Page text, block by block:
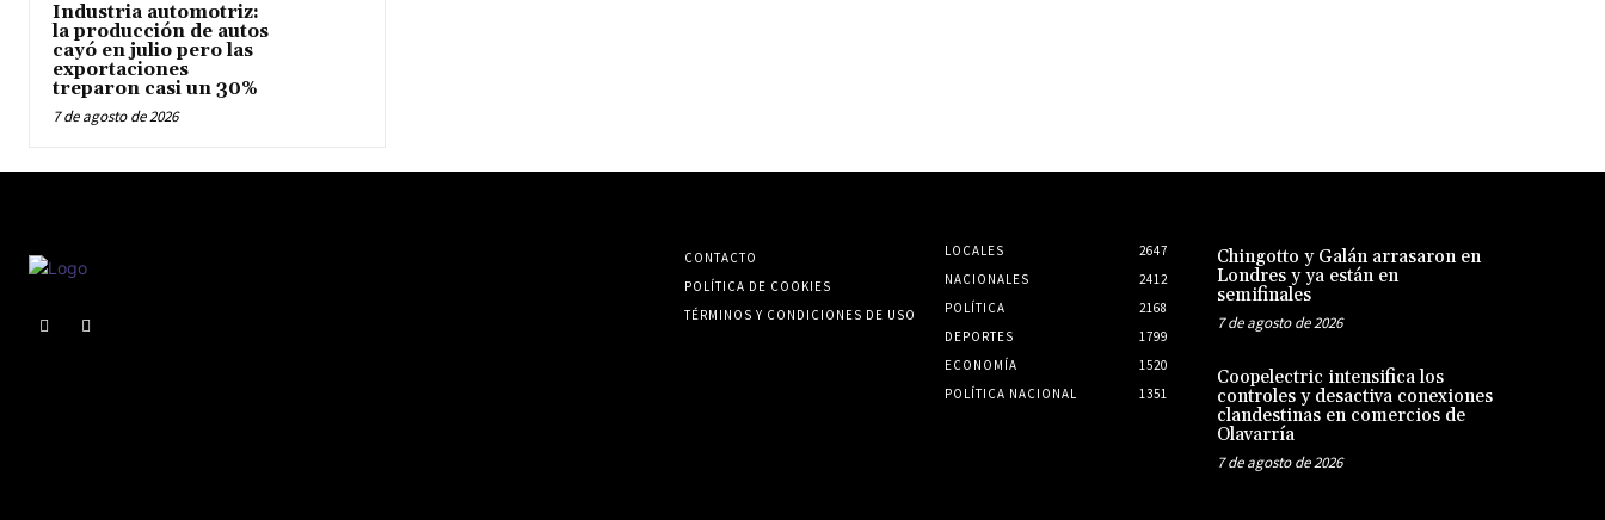
Industria automotriz:
la producción de autos
cayó en julio pero las
exportaciones
treparon casi un 30%
7 de agosto de 2026
CONTACTO
POLÍTICA DE COOKIES
TÉRMINOS Y CONDICIONES DE USO
LOCALES
2647
NACIONALES
2412
POLÍTICA
2168
DEPORTES
1799
ECONOMÍA
1520
POLÍTICA NACIONAL
1351
Chingotto y Galán arrasaron en
Londres y ya están en
semifinales
7 de agosto de 2026
Coopelectric intensifica los
controles y desactiva conexiones
clandestinas en comercios de
Olavarría
7 de agosto de 2026